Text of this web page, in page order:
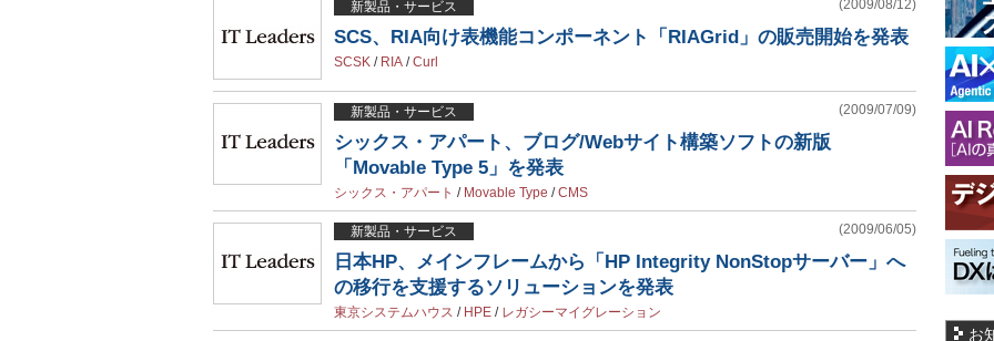
新製品・サービス (2009/08/12)
SCS、RIA向け表機能コンポーネント「RIAGrid」の販売開始を発表
SCSK / RIA /Curl
新製品・サービス (2009/07/09)
シックス・アパート、ブログ/Webサイト構築ソフトの新版
「Movable Type 5」を発表
シックス・アパート / Movable Type /CMS
新製品・サービス (2009/06/05)
日本HP、メインフレームから「HP Integrity NonStopサーバー」へ
の移行を支援するソリューションを発表
東京システムハウス / HPE / レガシーマイグレーション
お